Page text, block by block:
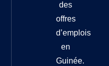
des
offres
d’emplois
en
Guinée.